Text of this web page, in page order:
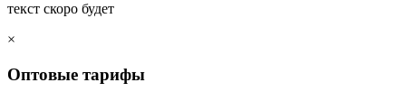
текст скоро будет
×
Оптовые тарифы